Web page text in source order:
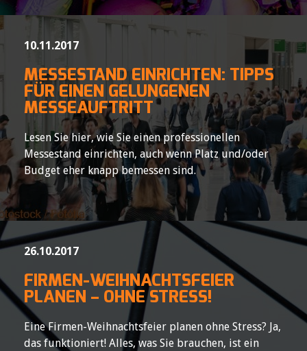
10.11.2017
MESSESTAND EINRICHTEN: TIPPS
FÜR EINEN GELUNGENEN
MESSEAUFTRITT
Lesen Sie hier, wie Sie einen professionellen
Messestand einrichten, auch wenn Platz und/oder
Budget eher knapp bemessen sind.
26.10.2017
FIRMEN-WEIHNACHTSFEIER
PLANEN – OHNE STRESS!
Eine Firmen-Weihnachtsfeier planen ohne Stress? Ja,
das funktioniert! Alles, was Sie brauchen, ist ein